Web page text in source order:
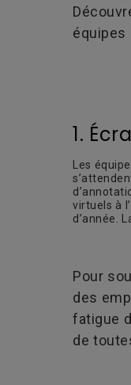
équipes
1.
Les
virtuels à
d’année.
Pour
des
fatigue
de